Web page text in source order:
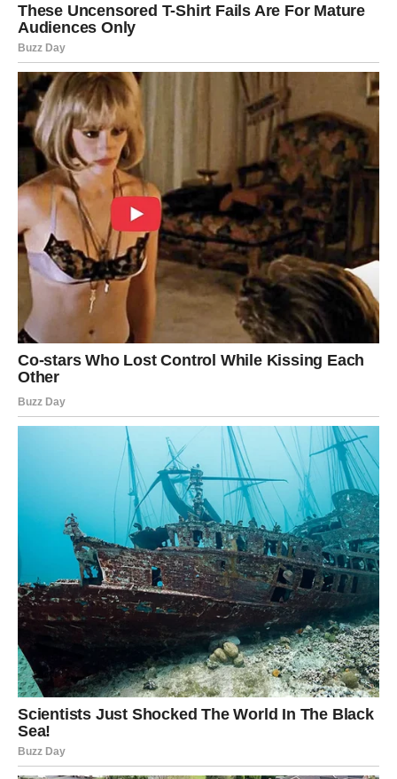
Poruka zvijezda
Budite hrabri kada se ukaže prilika.
STRIJELAC
SUDBINA VAM PRIPREMA VELIKO
IZNENAĐENJE
Strijelčevi ulaze u period u kojem će jedan događaj
potpuno promijeniti njihovo raspoloženje.
Može biti riječ o poslovnoj prilici, važnoj vijesti ili susretu
sa osobom koja će imati veliki uticaj na vašu budućnost.
Sve dolazi mnogo brže nego što ste očekivali, a upravo u
Poruka zvijezda
Ne oklijevajte kada prepoznate pravu priliku.
JARAC
Stabilnost donosi sigurnost
Jarčevi će uspjeti riješiti pitanje koje ih dugo prati.
Pred vama su mirni i produktivni dani.
Poruka zvijezda
Nastavite svojim tempom.